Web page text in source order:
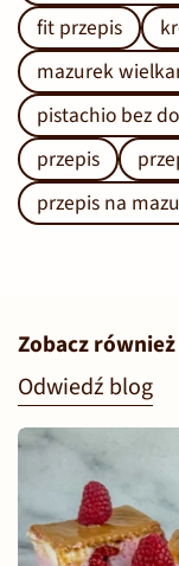
fit przepis
mazurek
pistachio bez
przepis
przepis na
Zobacz również
Odwiedź blog